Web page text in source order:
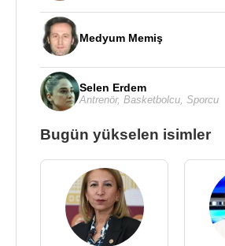
Medyum Memiş
Selen Erdem
Antrenör, Basketbolcu Sporcu
Bugün yükselen isimler